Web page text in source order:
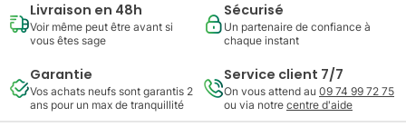
Livraison en 48h
Voir même peut être avant si
vous êtes sage
Sécurisé
Un partenaire de confiance à
chaque instant
Garantie
Vos achats neufs sont garantis 2
ans pour un max de tranquillité
Service client 7/7
On vous attend au 09 74 99 72 75
ou via notre centre d'aide